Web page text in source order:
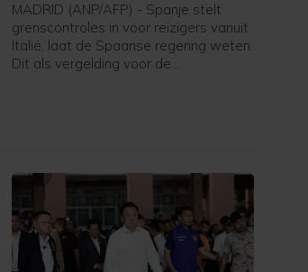
MADRID (ANP/AFP) - Spanje stelt
grenscontroles in voor reizigers vanuit
Italië, laat de Spaanse regering weten.
Dit als vergelding voor de
grenscontroles gaan zaterdag in en
meldt het Spaanse ministerie van
Binnenlandse Zaken in een verklaring.